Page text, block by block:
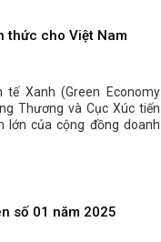
thức cho Việt Nam
tế Xanh (Green Economy
Thương và Cục Xúc tiến
của cộng đồng doanh
số 01 năm 2025